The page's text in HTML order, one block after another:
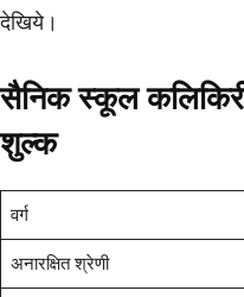
देखिये।
सैनिक स्कूल
शुल्क
वर्ग
अनारक्षित श्रेणी